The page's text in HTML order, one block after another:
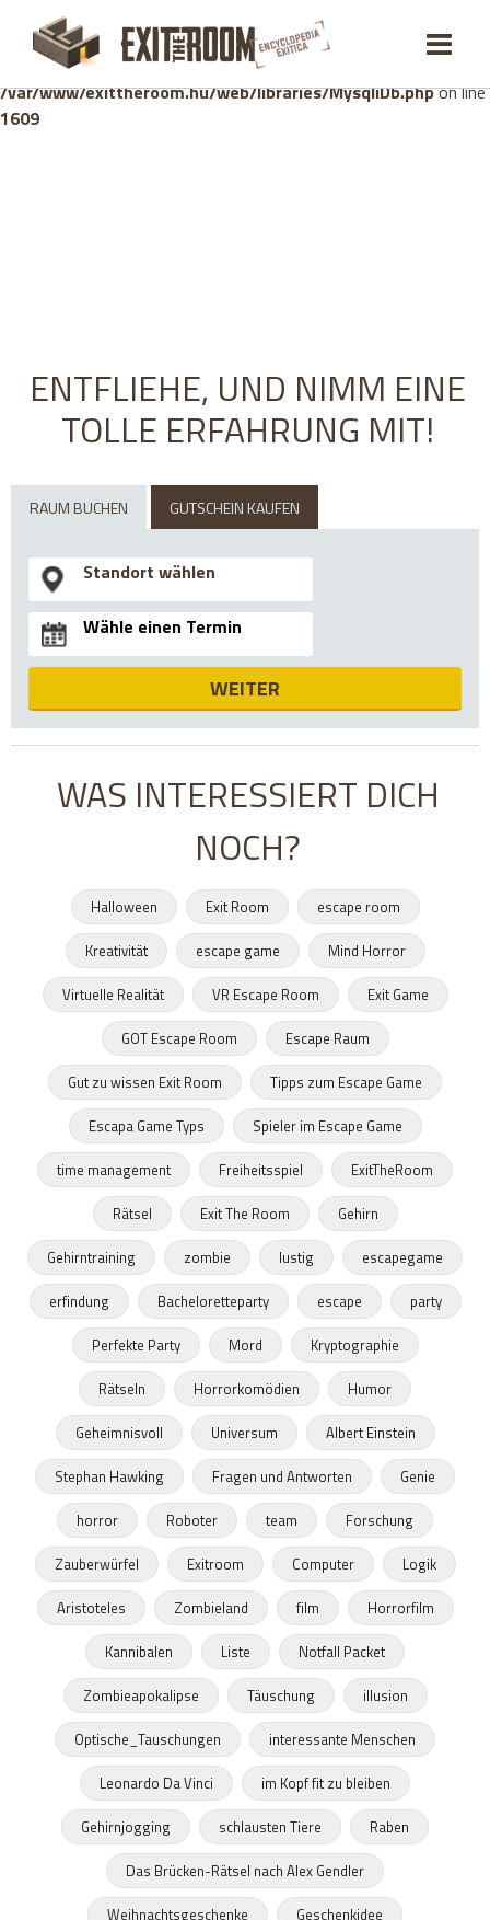
Warning: mysqli_stmt::bind_param(): Number of variables
doesn't match number of parameters in prepared statement in
/var/www/exittheroom.hu/web/libraries/MysqliDb.phpon line
1609
ENTFLIEHE, UND NIMM EINE
TOLLE ERFAHRUNG MIT!
RAUM BUCHEN GUTSCHEIN KAUFEN
WEITER
WAS INTERESSIERT DICH
NOCH?
Halloween Exit Room
escape room
Kreativität
escape game
Mind Horror
Virtuelle Realität
VR Escape Room
Exit Game
GOT Escape Room
Escape Raum
Gut zu wissen Exit Room
Tipps zum Escape Game
Escapa Game Typs
Spieler im Escape Game
time management
Freiheitsspiel
ExitTheRoom
Rätsel
Exit The Room
Gehirn
Gehirntraining
zombie lustig
escapegame
erfindung
Bacheloretteparty escape
party
Perfekte Party
Mord
Kryptographie
Rätseln
Horrorkomödien
Humor
Geheimnisvoll
Universum
Albert Einstein
Stephan Hawking
Fragen und Antworten
Genie
horror
Roboter team
Forschung
Zauberwürfel
Exitroom Computer
Logik
Aristoteles
Zombieland film
Horrorfilm
Kannibalen
Liste
Notfall Packet
Zombieapokalipse
Täuschung
illusion
Optische_Tauschungen
interessante Menschen
Leonardo Da Vinci
im Kopf fit zu bleiben
Gehirnjogging
schlausten Tiere
Raben
Das Brücken-Rätsel nach Alex Gendler
Weihnachtsgeschenke
Geschenkidee